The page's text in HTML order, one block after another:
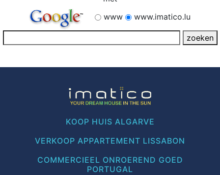
www
www.imatico.lu
KOOP HUIS ALGARVE
VERKOOP APPARTEMENT LISSABON
COMMERCIEEL ONROEREND GOED
PORTUGAL